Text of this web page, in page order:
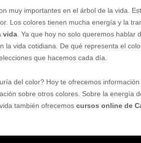
muy importantes en el árbol de la vida.
Los colores tienen mucha energía y la
vida . Ya que hoy no solo queremos hablar
la vida cotidiana. De qué representa el
que hacemos cada día.
del color? Hoy te ofrecemos
sobre otros colores. Sobre la energía
también ofrecemos cursos online de